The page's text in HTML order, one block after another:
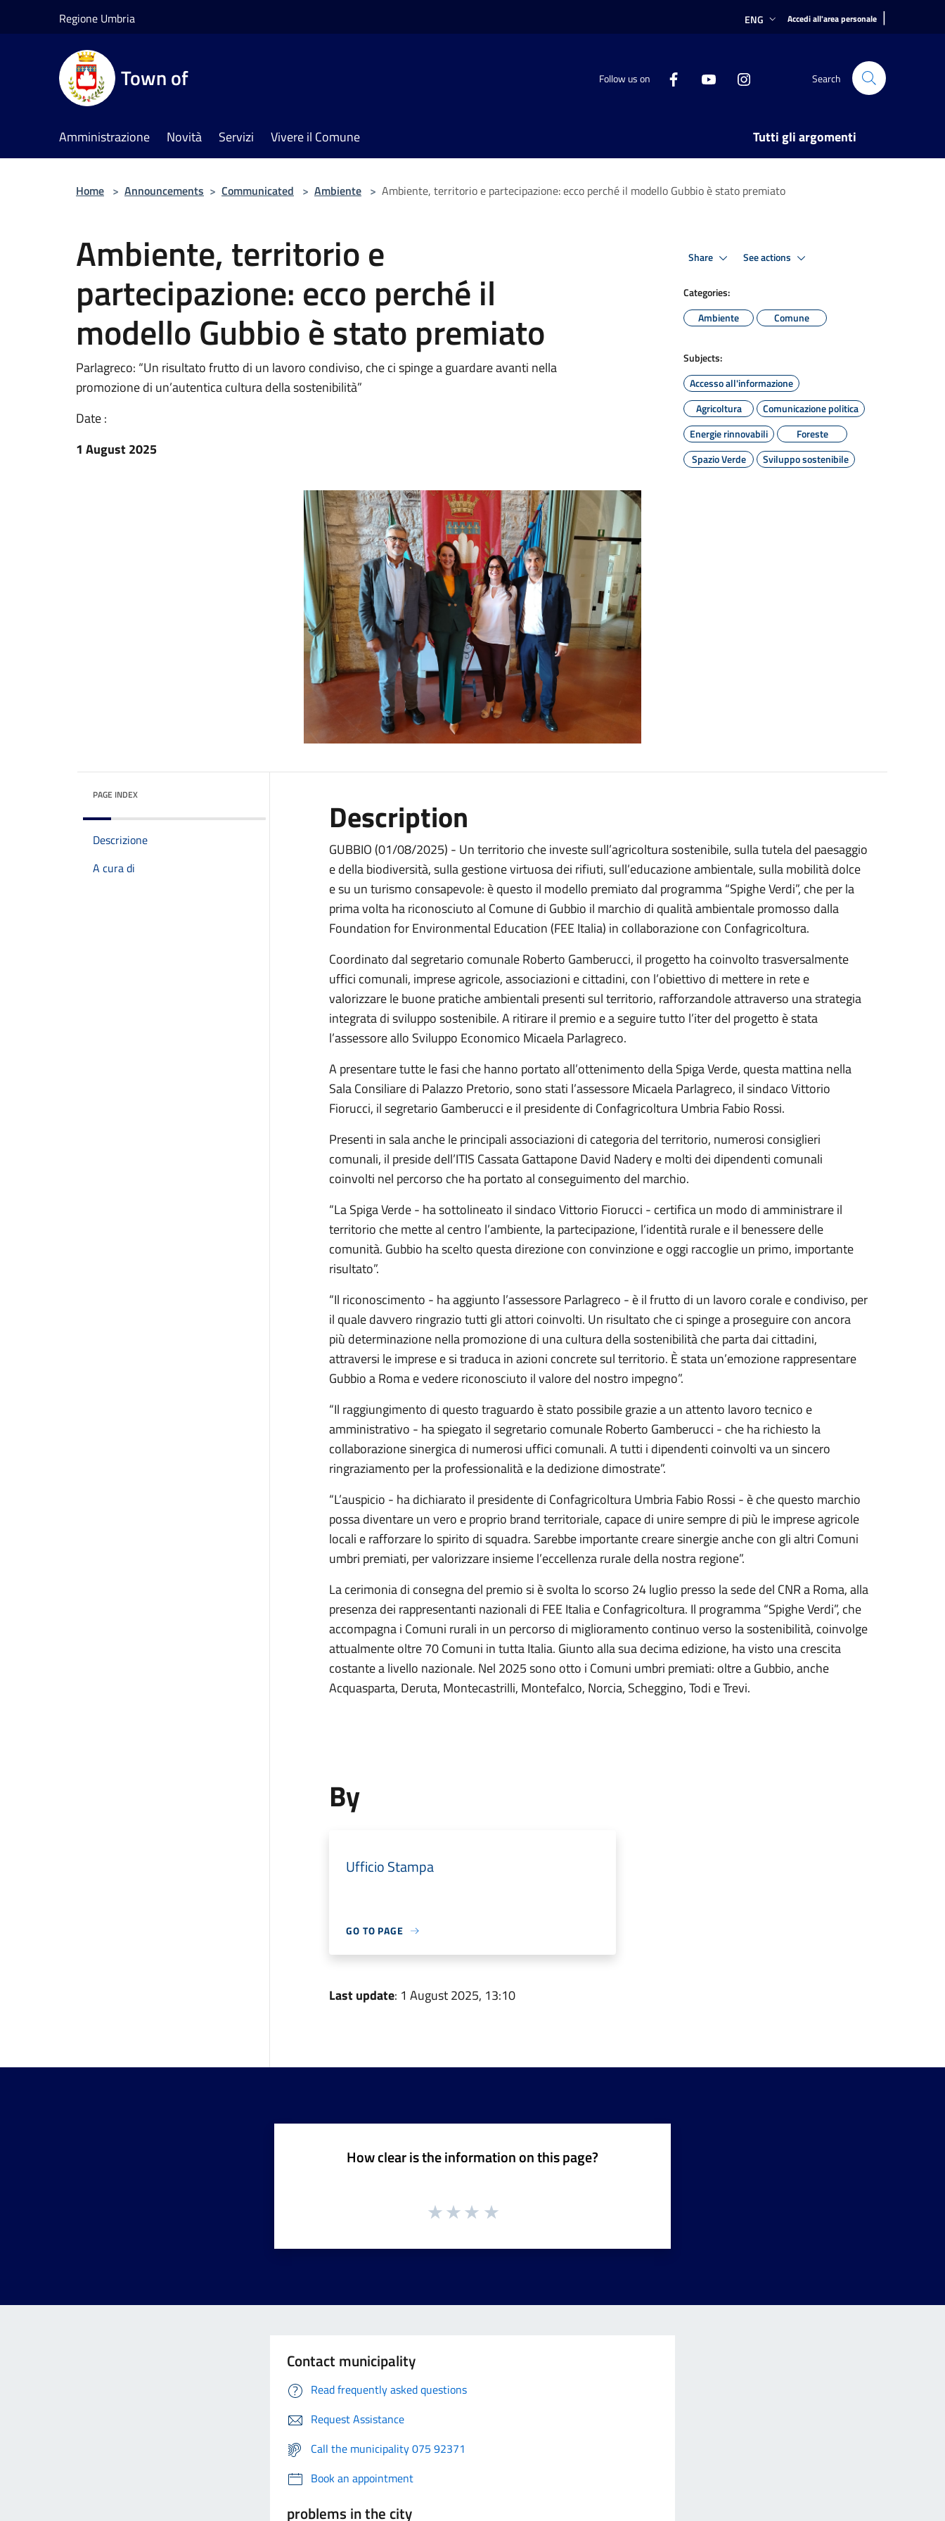
Regione Umbria ENG Accedi all'area personale |
Town of Follow us on Search
Amministrazione Novità Servizi Vivere il Comune Tutti gli argomenti
Home > Announcements > Communicated > Ambiente > Ambiente, territorio e partecipazione: ecco perché il modello Gubbio è stato premiato
Ambiente, territorio e
partecipazione: ecco perché il
modello Gubbio è stato premiato
Parlagreco: “Un risultato frutto di un lavoro condiviso, che ci spinge a guardare avanti nella
promozione di un’autentica cultura della sostenibilità”
Date :
1 August 2025
Share See actions
Categories:
Ambiente
Comune
Subjects:
Accesso all'informazione
Agricoltura
Comunicazione politica
Energie rinnovabili
Foreste
Spazio Verde
Sviluppo sostenibile
PAGE INDEX
Descrizione
A cura di
Description
GUBBIO (01/08/2025) - Un territorio che investe sull’agricoltura sostenibile, sulla tutela del paesaggio
e della biodiversità, sulla gestione virtuosa dei rifiuti, sull’educazione ambientale, sulla mobilità dolce
e su un turismo consapevole: è questo il modello premiato dal programma “Spighe Verdi”, che per la
prima volta ha riconosciuto al Comune di Gubbio il marchio di qualità ambientale promosso dalla
Foundation for Environmental Education (FEE Italia) in collaborazione con Confagricoltura.
Coordinato dal segretario comunale Roberto Gamberucci, il progetto ha coinvolto trasversalmente
uffici comunali, imprese agricole, associazioni e cittadini, con l’obiettivo di mettere in rete e
valorizzare le buone pratiche ambientali presenti sul territorio, rafforzandole attraverso una strategia
integrata di sviluppo sostenibile. A ritirare il premio e a seguire tutto l’iter del progetto è stata
l’assessore allo Sviluppo Economico Micaela Parlagreco.
A presentare tutte le fasi che hanno portato all’ottenimento della Spiga Verde, questa mattina nella
Sala Consiliare di Palazzo Pretorio, sono stati l’assessore Micaela Parlagreco, il sindaco Vittorio
Fiorucci, il segretario Gamberucci e il presidente di Confagricoltura Umbria Fabio Rossi.
Presenti in sala anche le principali associazioni di categoria del territorio, numerosi consiglieri
comunali, il preside dell’ITIS Cassata Gattapone David Nadery e molti dei dipendenti comunali
coinvolti nel percorso che ha portato al conseguimento del marchio.
“La Spiga Verde - ha sottolineato il sindaco Vittorio Fiorucci - certifica un modo di amministrare il
territorio che mette al centro l’ambiente, la partecipazione, l’identità rurale e il benessere delle
comunità. Gubbio ha scelto questa direzione con convinzione e oggi raccoglie un primo, importante
risultato”.
“Il riconoscimento - ha aggiunto l’assessore Parlagreco - è il frutto di un lavoro corale e condiviso, per
il quale davvero ringrazio tutti gli attori coinvolti. Un risultato che ci spinge a proseguire con ancora
più determinazione nella promozione di una cultura della sostenibilità che parta dai cittadini,
attraversi le imprese e si traduca in azioni concrete sul territorio. È stata un’emozione rappresentare
Gubbio a Roma e vedere riconosciuto il valore del nostro impegno”.
“Il raggiungimento di questo traguardo è stato possibile grazie a un attento lavoro tecnico e
amministrativo - ha spiegato il segretario comunale Roberto Gamberucci - che ha richiesto la
collaborazione sinergica di numerosi uffici comunali. A tutti i dipendenti coinvolti va un sincero
ringraziamento per la professionalità e la dedizione dimostrate”.
“L’auspicio - ha dichiarato il presidente di Confagricoltura Umbria Fabio Rossi - è che questo marchio
possa diventare un vero e proprio brand territoriale, capace di unire sempre di più le imprese agricole
locali e rafforzare lo spirito di squadra. Sarebbe importante creare sinergie anche con gli altri Comuni
umbri premiati, per valorizzare insieme l’eccellenza rurale della nostra regione”.
La cerimonia di consegna del premio si è svolta lo scorso 24 luglio presso la sede del CNR a Roma, alla
presenza dei rappresentanti nazionali di FEE Italia e Confagricoltura. Il programma “Spighe Verdi”, che
accompagna i Comuni rurali in un percorso di miglioramento continuo verso la sostenibilità, coinvolge
attualmente oltre 70 Comuni in tutta Italia. Giunto alla sua decima edizione, ha visto una crescita
costante a livello nazionale. Nel 2025 sono otto i Comuni umbri premiati: oltre a Gubbio, anche
Acquasparta, Deruta, Montecastrilli, Montefalco, Norcia, Scheggino, Todi e Trevi.
By
Ufficio Stampa
GO TO PAGE
Last update: 1 August 2025, 13:10
How clear is the information on this page?
Contact municipality
Read frequently asked questions
Request Assistance
Call the municipality 075 92371
Book an appointment
problems in the city